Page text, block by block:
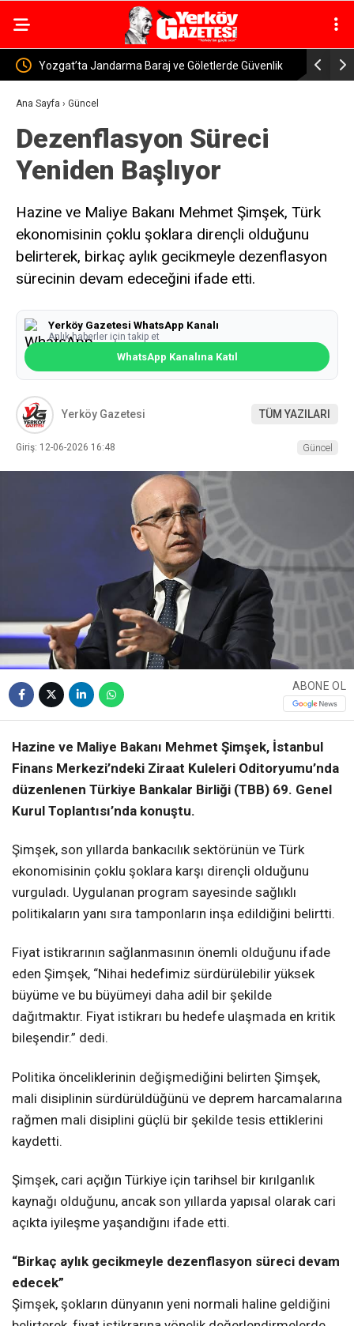
Yerköy-Kayseri YHT’de Kritik Eşik Aşıldı! Bakan
Uraloğlu: İşin Yarısını Tamamladık
Ana Sayfa › Güncel
Dezenflasyon Süreci
Yeniden Başlıyor
Hazine ve Maliye Bakanı Mehmet Şimşek, Türk
ekonomisinin çoklu şoklara dirençli olduğunu
belirterek, birkaç aylık gecikmeyle dezenflasyon
sürecinin devam edeceğini ifade etti.
Yerköy Gazetesi WhatsApp Kanalı
Anlık haberler için takip et
WhatsApp Kanalına Katıl
Yerköy Gazetesi TÜM YAZILARI
Giriş: 12-06-2026 16:48 Güncel
ABONE OL
Hazine ve Maliye Bakanı Mehmet Şimşek, İstanbul
Finans Merkezi’ndeki Ziraat Kuleleri Oditoryumu’nda
düzenlenen Türkiye Bankalar Birliği (TBB) 69. Genel
Kurul Toplantısı’nda konuştu.
Şimşek, son yıllarda bankacılık sektörünün ve Türk
ekonomisinin çoklu şoklara karşı dirençli olduğunu
vurguladı. Uygulanan program sayesinde sağlıklı
politikaların yanı sıra tamponların inşa edildiğini belirtti.
Fiyat istikrarının sağlanmasının önemli olduğunu ifade
eden Şimşek, “Nihai hedefimiz sürdürülebilir yüksek
büyüme ve bu büyümeyi daha adil bir şekilde
dağıtmaktır. Fiyat istikrarı bu hedefe ulaşmada en kritik
bileşendir.” dedi.
Politika önceliklerinin değişmediğini belirten Şimşek,
mali disiplinin sürdürüldüğünü ve deprem harcamalarına
rağmen mali disiplini güçlü bir şekilde tesis ettiklerini
kaydetti.
Şimşek, cari açığın Türkiye için tarihsel bir kırılganlık
kaynağı olduğunu, ancak son yıllarda yapısal olarak cari
açıkta iyileşme yaşandığını ifade etti.
“Birkaç aylık gecikmeyle dezenflasyon süreci devam
edecek”
Şimşek, şokların dünyanın yeni normali haline geldiğini